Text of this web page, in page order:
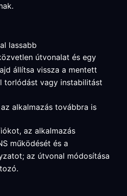
lassabb
útvonalat és egy
állítsa vissza a mentett
torlódást vagy instabilitást
alkalmazás továbbra is
az alkalmazás
működését és a
az útvonal módosítása